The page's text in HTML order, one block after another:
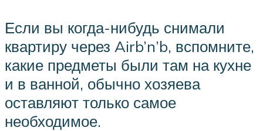
Если вы когда-нибудь снимали
квартиру через Airb’n’b, вспомните,
какие предметы были там на кухне
и в ванной, обычно хозяева
оставляют только самое
необходимое.